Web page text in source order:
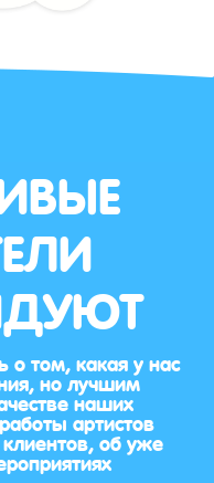
том, какая у нас
но лучшим
наших
артистов
об уже